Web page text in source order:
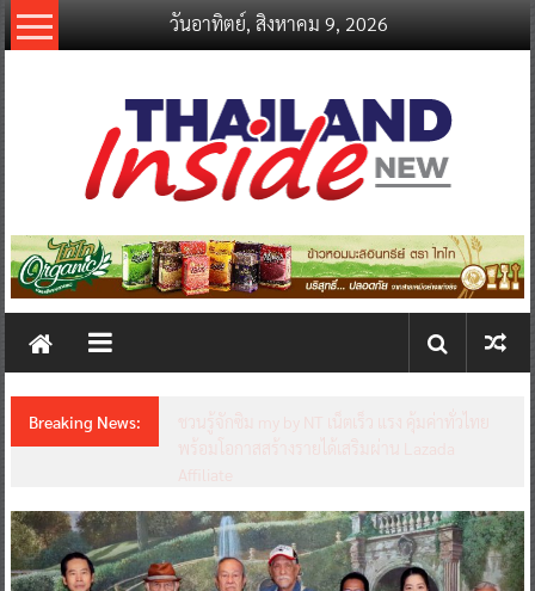
Skip
to
วันอาทิตย์, สิงหาคม 9, 2026
thailandinsidenew.com
Thailand
New
Breaking News:
ชวนรู้จักซิม my by NT เน็ตเร็ว แรง คุ้มค่าทั่วไทย
พร้อมโอกาสสร้างรายได้เสริมผ่าน Lazada
Affiliate